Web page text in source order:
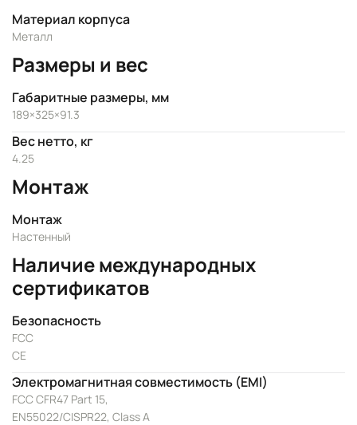
Материал корпуса
Металл
Размеры и вес
Габаритные размеры, мм
189×325×91.3
Вес нетто, кг
4.25
Монтаж
Монтаж
Настенный
Наличие международных
сертификатов
Безопасность
FCC
CE
Электромагнитная совместимость (EMI)
FCC CFR47 Part 15,
EN55022/CISPR22, Class A